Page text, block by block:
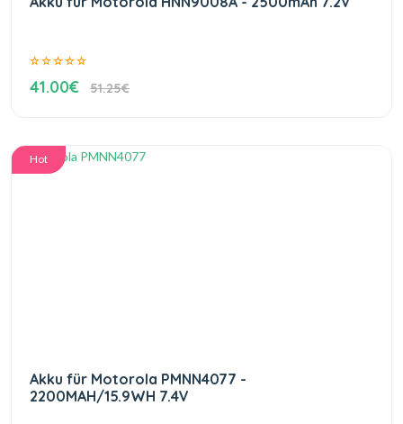
41.00€ 51.25€
Hot
Akku für Motorola PMNN4077 -
2200MAH/15.9WH 7.4V